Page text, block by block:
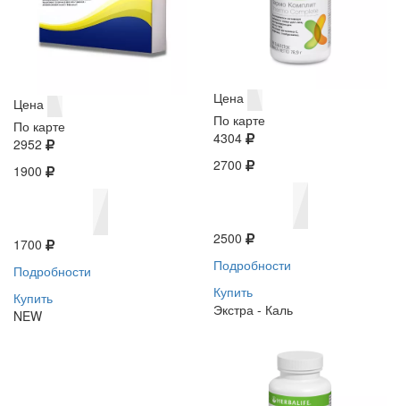
Цена
По карте
2952
1900
1700
Подробности
Купить
NEW
Цена
По карте
4304
2700
2500
Подробности
Купить
Экстра - Каль